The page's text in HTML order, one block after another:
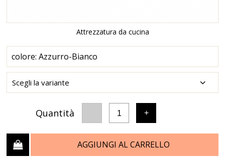
Attrezzatura da cucina
colore: Azzurro-Bianco
Quantità 1 +
AGGIUNGI AL CARRELLO